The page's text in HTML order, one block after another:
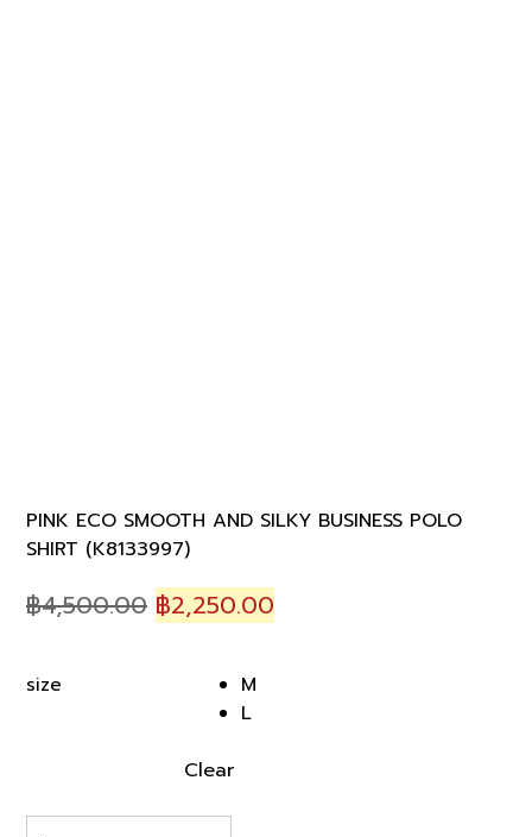
PINK ECO SMOOTH AND SILKY BUSINESS POLO
SHIRT (K8133997)
฿4,500.00 Original
฿4,500.00.
฿2,250.00
size
M
L
Clear